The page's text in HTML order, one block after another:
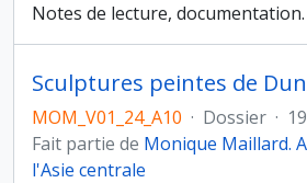
Notes de lecture, documentation.
Sculptures peintes de
MOM_V01_24_A10 · Dossier ·
Fait partie de Monique Maillard.
l'Asie centrale